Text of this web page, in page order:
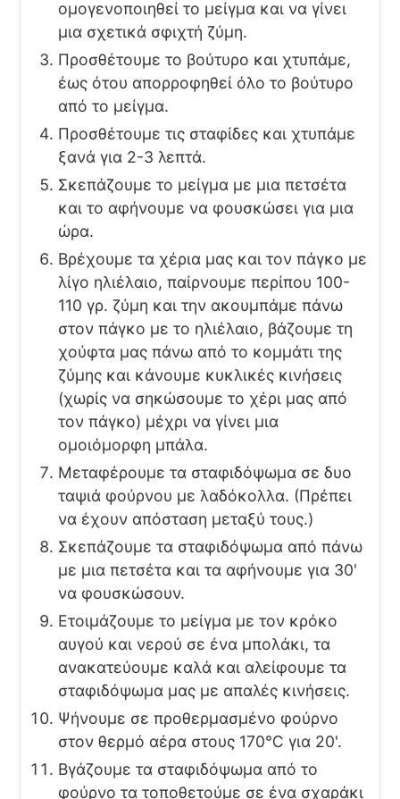
ομογενοποιηθεί το μείγμα και να γίνει
μια σχετικά σφιχτή ζύμη.
Προσθέτουμε το βούτυρο και χτυπάμε,
έως ότου απορροφηθεί όλο το βούτυρο
από το μείγμα.
Προσθέτουμε τις σταφίδες και χτυπάμε
ξανά για 2-3 λεπτά.
Σκεπάζουμε το μείγμα με μια πετσέτα
και το αφήνουμε να φουσκώσει για μια
ώρα.
Βρέχουμε τα χέρια μας και τον πάγκο με
λίγο ηλιέλαιο, παίρνουμε περίπου 100-
110 γρ. ζύμη και την ακουμπάμε πάνω
στον πάγκο με το ηλιέλαιο, βάζουμε τη
χούφτα μας πάνω από το κομμάτι της
ζύμης και κάνουμε κυκλικές κινήσεις
(χωρίς να σηκώσουμε το χέρι μας από
τον πάγκο) μέχρι να γίνει μια
ομοιόμορφη μπάλα.
Μεταφέρουμε τα σταφιδόψωμα σε δυο
ταψιά φούρνου με λαδόκολλα. (Πρέπει
να έχουν απόσταση μεταξύ τους.)
Σκεπάζουμε τα σταφιδόψωμα από πάνω
με μια πετσέτα και τα αφήνουμε για 30'
να φουσκώσουν.
Ετοιμάζουμε το μείγμα με τον κρόκο
αυγού και νερού σε ένα μπολάκι, τα
ανακατεύουμε καλά και αλείφουμε τα
σταφιδόψωμα μας με απαλές κινήσεις.
Ψήνουμε σε προθερμασμένο φούρνο
στον θερμό αέρα στους 170℃ για 20'.
Βγάζουμε τα σταφιδόψωμα από το
φούρνο τα τοποθετούμε σε ένα σχαράκι